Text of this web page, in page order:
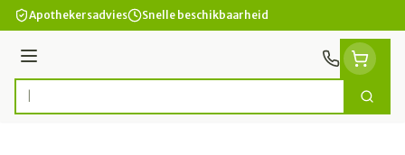
Ga naar de inhoud
Apothekersadvies Snelle beschikbaarheid
Menu
Product, merk, categorie... Zoek